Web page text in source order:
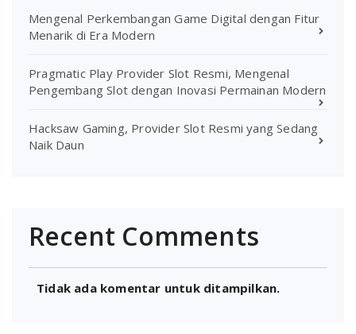
Mengenal Perkembangan Game Digital dengan Fitur
Menarik di Era Modern
Pragmatic Play Provider Slot Resmi, Mengenal
Pengembang Slot dengan Inovasi Permainan Modern
Hacksaw Gaming, Provider Slot Resmi yang Sedang
Naik Daun
Recent Comments
Tidak ada komentar untuk ditampilkan.